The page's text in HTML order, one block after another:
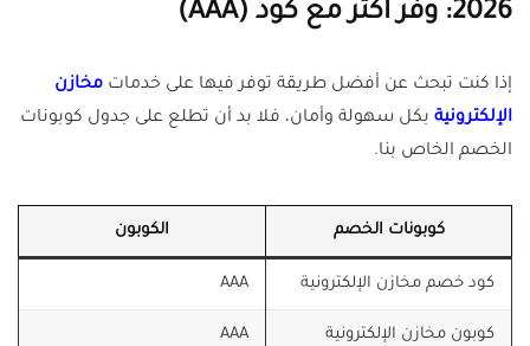
2026: وفر أكثر مع كود (AAA)
إذا كنت تبحث عن أفضل طريقة توفر فيها على خدمات مخازن
الإلكترونية بكل سهولة وأمان، فلا بد أن تطلع على جدول كوبونات
الخصم الخاص بنا.
كوبونات الخصم الكوبون
كود خصم مخازن الإلكترونية AAA
كوبون مخازن الإلكترونية AAA